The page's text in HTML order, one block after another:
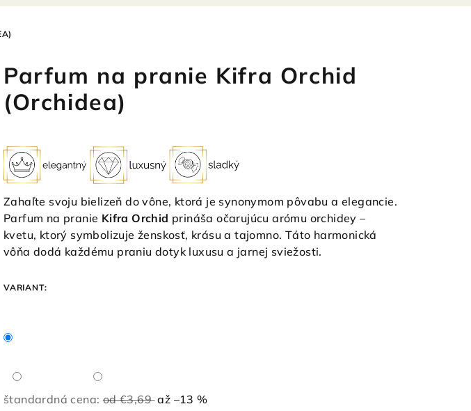
Parfum na pranie Kifra Orchid
(Orchidea)
Zahaľte svoju bielizeň do vône, ktorá je synonymom pôvabu a elegancie.
Parfum na pranie Kifra Orchid prináša očarujúcu arómu orchidey –
kvetu, ktorý symbolizuje ženskosť, krásu a tajomno. Táto harmonická
vôňa dodá každému praniu dotyk luxusu a jarnej sviežosti.
VARIANT:
štandardná cena: od €3,69 až –13 %